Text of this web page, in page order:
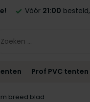
Vóór 21:00 besteld,
Prof PVC tenten
breed blad